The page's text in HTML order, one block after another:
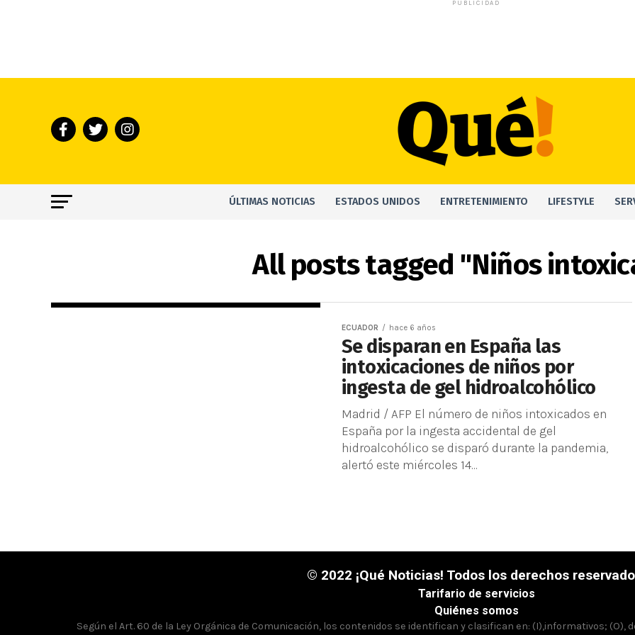
PUBLICIDAD
ÚLTIMAS NOTICIAS ESTADOS UNIDOS ENTRETENIMIENTO LIFESTYLE
All posts tagged "Niños
ECUADOR hace 6 años
Se disparan en España las
intoxicaciones de niños por
ingesta de gel hidroalcohólico
Madrid / AFP El número de niños intoxicados en
España por la ingesta accidental de gel
hidroalcohólico se disparó durante la pandemia,
alertó este miércoles 14...
© 2022 ¡Qué Noticias! Todos los derechos
Tarifario de servicios
Quiénes somos
Según el Art. 60 de la Ley Orgánica de Comunicación, los contenidos se identifican y clasifican en: (I),informativos;